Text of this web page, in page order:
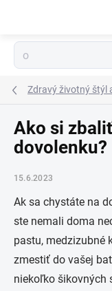
Zdravý životný štýl
Ako si
dovolenku?
15.6.2023
Ak sa chystáte na
ste nemali doma
pastu, medzizubné
zmestiť do vašej
niekoľko šikovných